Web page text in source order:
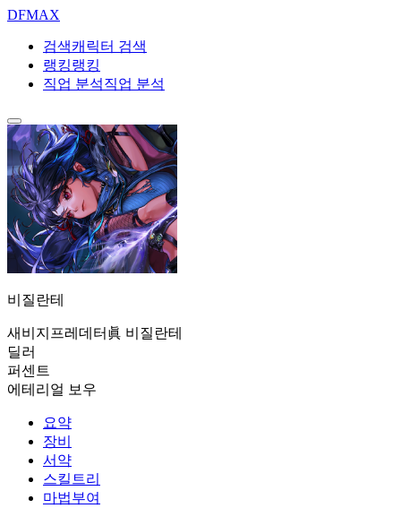
DFMAX
검색캐릭터 검색
랭킹랭킹
직업 분석직업 분석
비질란테
새비지 프레데터 眞 비질란테
딜러
퍼센트
에테리얼 보우
요약
장비
서약
스킬트리
마법부여